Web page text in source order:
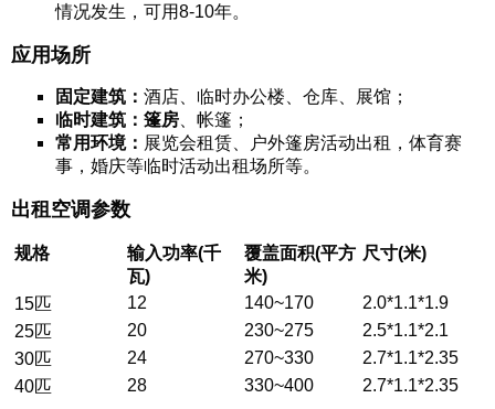
情况发生，可用8-10年。
应用场所
固定建筑： 酒店、临时办公楼、仓库、展馆；
临时建筑： 篷房 、帐篷；
常用环境： 展览会租赁、户外篷房活动出租，体育赛
事，婚庆等临时活动出租场所等。
出租空调参数
规格
输入功率(千
瓦)
覆盖面积(平方
米)
尺寸(米)
15匹 12 140~170
2.0*1.1*1.9
25匹
20 230~275
2.5*1.1*2.1
30匹
24 270~330
2.7*1.1*2.35
40匹
28 330~400 2.7*1.1*2.35